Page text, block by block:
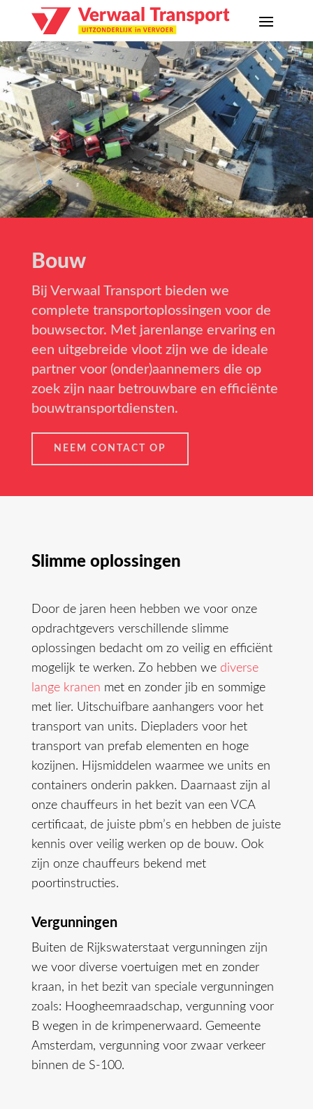
Bouw
Bij Verwaal Transport bieden we
complete transportoplossingen voor de
bouwsector. Met jarenlange ervaring en
een uitgebreide vloot zijn we de ideale
partner voor (onder)aannemers die op
zoek zijn naar betrouwbare en efficiënte
bouwtransportdiensten.
NEEM CONTACT OP
Slimme oplossingen
Door de jaren heen hebben we voor onze
opdrachtgevers verschillende slimme
oplossingen bedacht om zo veilig en efficiënt
mogelijk te werken. Zo hebben we diverse
lange kranen met en zonder jib en sommige
met lier. Uitschuifbare aanhangers voor het
transport van units. Diepladers voor het
transport van prefab elementen en hoge
kozijnen. Hijsmiddelen waarmee we units en
containers onderin pakken. Daarnaast zijn al
onze chauffeurs in het bezit van een VCA
certificaat, de juiste pbm’s en hebben de juiste
kennis over veilig werken op de bouw. Ook
zijn onze chauffeurs bekend met
poortinstructies.
Vergunningen
Buiten de Rijkswaterstaat vergunningen zijn
we voor diverse voertuigen met en zonder
kraan, in het bezit van speciale vergunningen
zoals: Hoogheemraadschap, vergunning voor
B wegen in de krimpenerwaard. Gemeente
Amsterdam, vergunning voor zwaar verkeer
binnen de S-100.